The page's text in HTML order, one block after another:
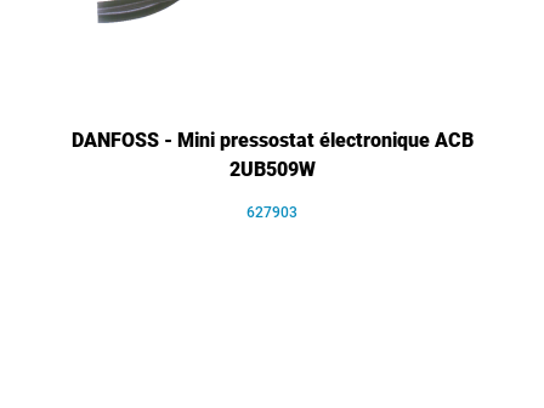
DANFOSS - Mini pressostat électronique ACB
2UB509W
627903